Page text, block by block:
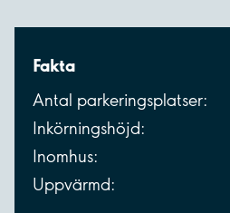
Fakta
Antal parkeringsplatser:
Inkörningshöjd:
Inomhus:
Uppvärmd: